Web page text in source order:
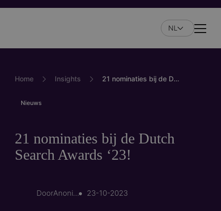
Overslaan
NL
Home Insights 21 nominaties bij de Dutch Search Awards ‘23!
Nieuws
21 nominaties bij de Dutch
Search Awards ‘23!
Door Anoniem (niet gecontroleerd) 23-10-2023